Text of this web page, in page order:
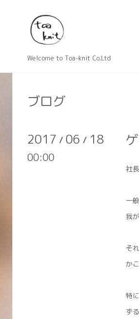
Welcome to Toa-knit Co.Ltd
ブログ
2017 / 06 / 18
00:00
社
一
我
そ
か
特
ず